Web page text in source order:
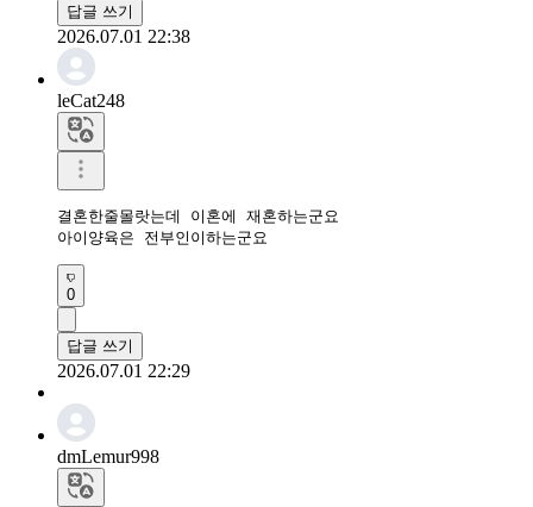
답글 쓰기
2026.07.01 22:38
leCat248
결혼한줄몰랏는데 이혼에 재혼하는군요
아이양육은 전부인이하는군요
0
답글 쓰기
2026.07.01 22:29
dmLemur998